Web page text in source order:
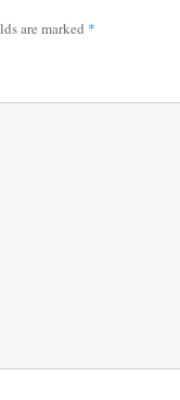
are marked *